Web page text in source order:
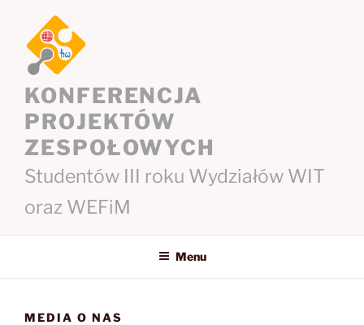
treści
KONFERENCJA
PROJEKTÓW
ZESPOŁOWYCH
Studentów III roku Wydziałów WIT
oraz WEFiM
Menu
MEDIA O NAS